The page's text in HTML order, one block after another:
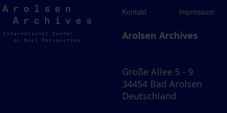
Arolsen
Archives
Kontakt Impressum
Arolsen Archives
Große Allee 5 - 9
34454 Bad Arolsen
Deutschland